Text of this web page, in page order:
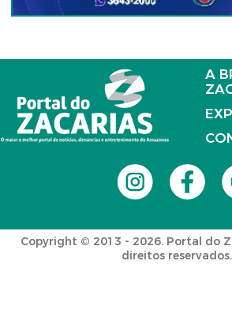
A
Copyright © 2013 - 2026. Portal do
direitos reservados.